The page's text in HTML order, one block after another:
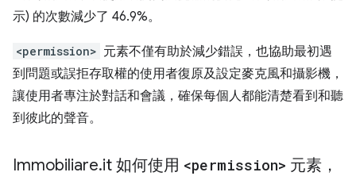
示) 的次數減少了 46.9%。
<permission> 元素不僅有助於減少錯誤，也協助最初遇
到問題或誤拒存取權的使用者復原及設定麥克風和攝影機，
讓使用者專注於對話和會議，確保每個人都能清楚看到和聽
到彼此的聲音。
Immobiliare.it 如何使用 <permission> 元素，